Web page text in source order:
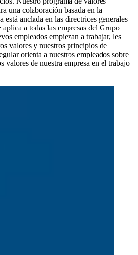
una colaboración basada en la
está anclada en las directrices generales
a todas las empresas del Grupo
empleados empiezan a trabajar, les
valores y nuestros principios de
orienta a nuestros empleados sobre
valores de nuestra empresa en el trabajo